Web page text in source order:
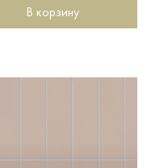
В корзину